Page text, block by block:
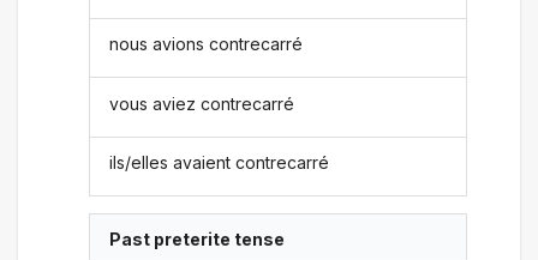
nous avions contrecarré
vous aviez contrecarré
ils/elles avaient contrecarré
Past preterite tense